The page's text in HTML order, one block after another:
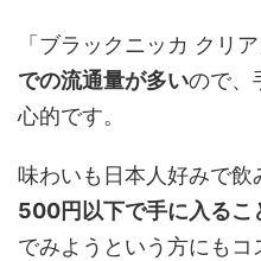
「ブラックニッカ クリ
での流通量が多いので、
心的です。
味わいも日本人好みで飲
500円以下で手に入るこ
でみようという方にも